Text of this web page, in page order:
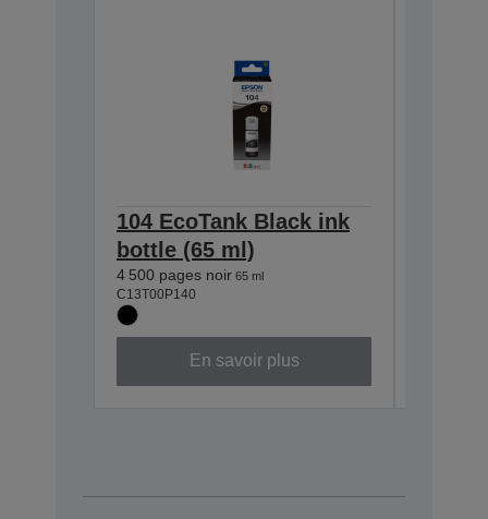
104 EcoTank Black ink
bottle (65 ml)
4 500 pages noir 65 ml
C13T00P140
En savoir plus